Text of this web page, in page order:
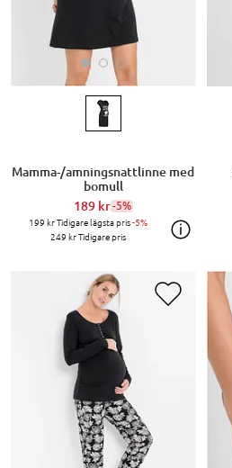
Mamma-/amningsnattlinne med
bomull
189 kr-5%
199 krTidigare lägsta pris-5%
249 krTidigare pris